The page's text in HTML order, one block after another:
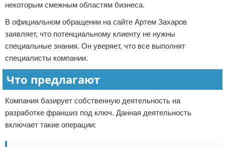
некоторым смежным областям бизнеса.
В официальном обращении на сайте Артем Захаров
заявляет, что потенциальному клиенту не нужны
специальные знания. Он уверяет, что все выполнят
специалисты компании.
Что предлагают
Компания базирует собственную деятельность на
разработке франшиз под ключ. Данная деятельность
включает такие операции: